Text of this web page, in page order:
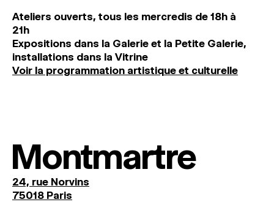
Ateliers ouverts, tous les mercredis de 18h à
21h
Expositions dans la Galerie et la Petite Galerie,
installations dans la Vitrine
Voir la programmation artistique et culturelle
Montmartre
24, rue Norvins
75018 Paris